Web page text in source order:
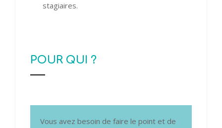
stagiaires.
POUR QUI ?
Vous avez besoin de faire le point et de